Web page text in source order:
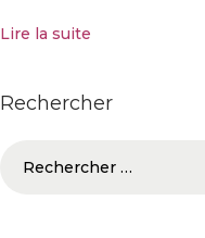
Lire la suite
Rechercher